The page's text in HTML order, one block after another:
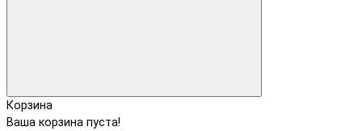
Корзина
Ваша корзина пуста!